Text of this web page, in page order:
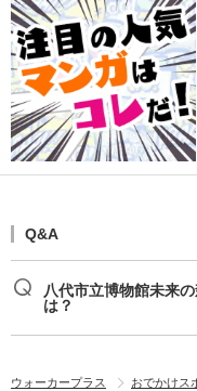
Q&A
八代市立博物館未来
は？
ウォーカープラス おでかけス